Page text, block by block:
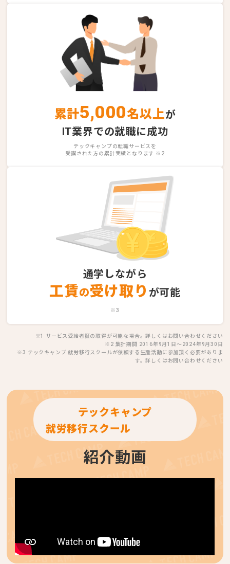
累計5,000名以上が
IT業界での就職に成功
テックキャンプの転職サービスを
受講された方の累計実績となります ※2
通学しながら
工賃の受け取り が可能
※3
※1 サービス受給者証の取得が可能な場合。詳しくはお問い合わせください
※2 集計期間 2016年9月1日〜2024年9月30日
※3 テックキャンプ 就労移行スクールが依頼する生産活動に参加頂く必要がありま
す。詳しくはお問い合わせください
テックキャンプ
就労移行スクール
紹介動画